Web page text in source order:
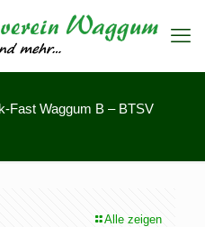
Fast Waggum B – BTSV
Alle zeigen